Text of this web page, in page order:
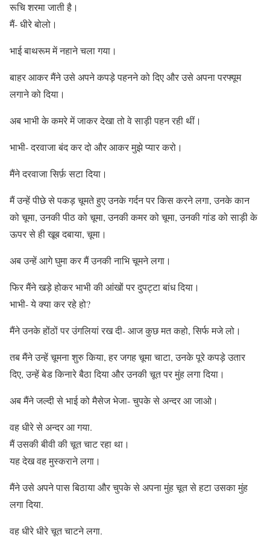
रूचि शरमा जाती है।
मैं- धीरे बोलो।
भाई बाथरूम में नहाने चला गया।
बाहर आकर मैंने उसे अपने कपड़े पहनने को दिए और उसे अपना परफ्यूम
लगाने को दिया।
अब भाभी के कमरे में जाकर देखा तो वे साड़ी पहन रही थीं।
भाभी- दरवाजा बंद कर दो और आकर मुझे प्यार करो।
मैंने दरवाजा सिर्फ़ सटा दिया।
मैं उन्हें पीछे से पकड़ चूमते हुए उनके गर्दन पर किस करने लगा, उनके कान
को चूमा, उनकी पीठ को चूमा, उनकी कमर को चूमा, उनकी गांड को साड़ी के
ऊपर से ही खूब दबाया, चूमा।
अब उन्हें आगे घुमा कर मैं उनकी नाभि चूमने लगा।
फिर मैंने खड़े होकर भाभी की आंखों पर दुपट्टा बांध दिया।
भाभी- ये क्या कर रहे हो?
मैंने उनके होंठों पर उंगलियां रख दी- आज कुछ मत कहो, सिर्फ मजे लो।
तब मैंने उन्हें चूमना शुरु किया, हर जगह चूमा चाटा, उनके पूरे कपड़े उतार
दिए, उन्हें बेड किनारे बैठा दिया और उनकी चूत पर मुंह लगा दिया।
अब मैंने जल्दी से भाई को मैसेज भेजा- चुपके से अन्दर आ जाओ।
वह धीरे से अन्दर आ गया.
मैं उसकी बीवी की चूत चाट रहा था।
यह देख वह मुस्कराने लगा।
मैंने उसे अपने पास बिठाया और चुपके से अपना मुंह चूत से हटा उसका मुंह
लगा दिया.
वह धीरे धीरे चूत चाटने लगा.